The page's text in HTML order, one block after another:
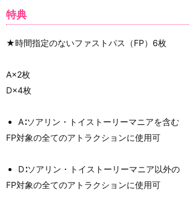
特典
★時間指定のないファストパス（FP）6枚
A×2枚
D×4枚
A∶ソアリン・トイストーリーマニアを含む
FP対象の全てのアトラクションに使用可
D∶ソアリン・トイストーリーマニア以外の
FP対象の全てのアトラクションに使用可